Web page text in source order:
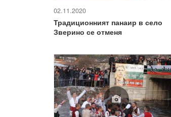
02.11.2020
Традиционният панаир в село
Зверино се отменя